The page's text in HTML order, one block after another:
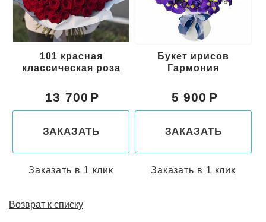
Букет ирисов
Гармония
5 900
ЗАКАЗАТЬ
Заказать в 1 клик
101 красная
классическая роза
13 700
ЗАКАЗАТЬ
Заказать в 1 клик
Возврат к списку